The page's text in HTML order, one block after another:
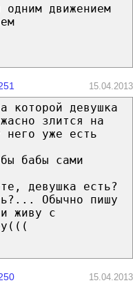
движением
15.04.2013
которой девушка
злится на
уже есть
бабы сами
девушка есть?
Обычно пишу
и живу с
15.04.2013